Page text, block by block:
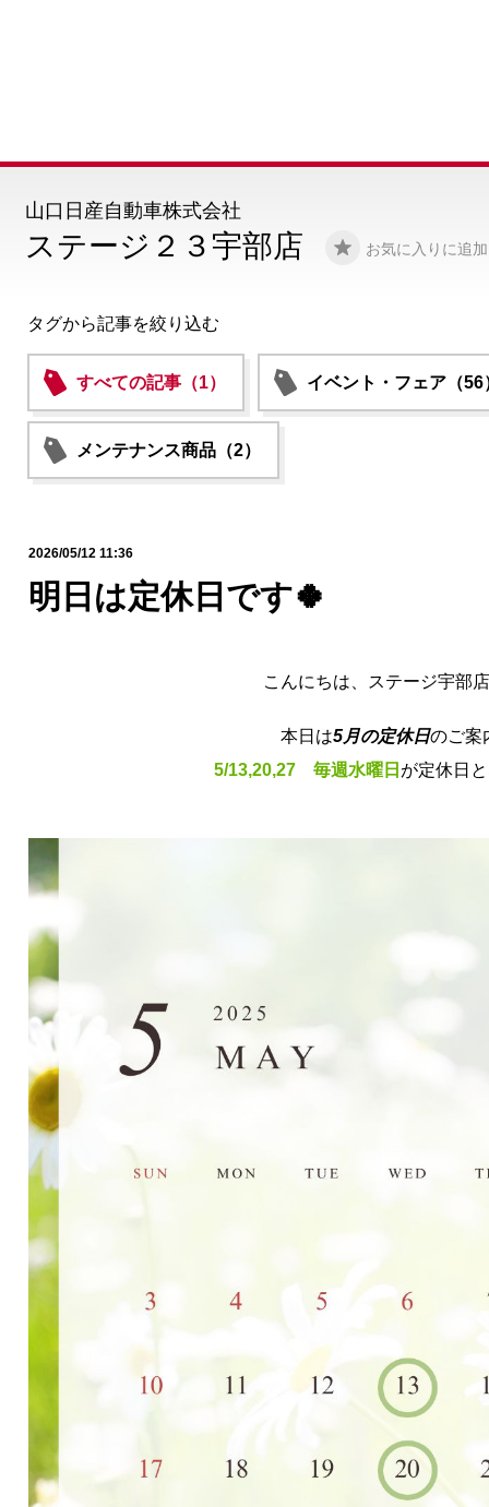
ステージ２３宇部店 お気に入りに追加
山口日産自動車株式会社
タグから記事を絞り込む
すべての記事（1） イベント・フェア（56
メンテナンス商品（2）
2026/05/12 11:36
明日は定休日です🍀
こんにちは、ステージ宇部
本日は5月の定休日のご案
5/13,20,27毎週水曜日 が定休日